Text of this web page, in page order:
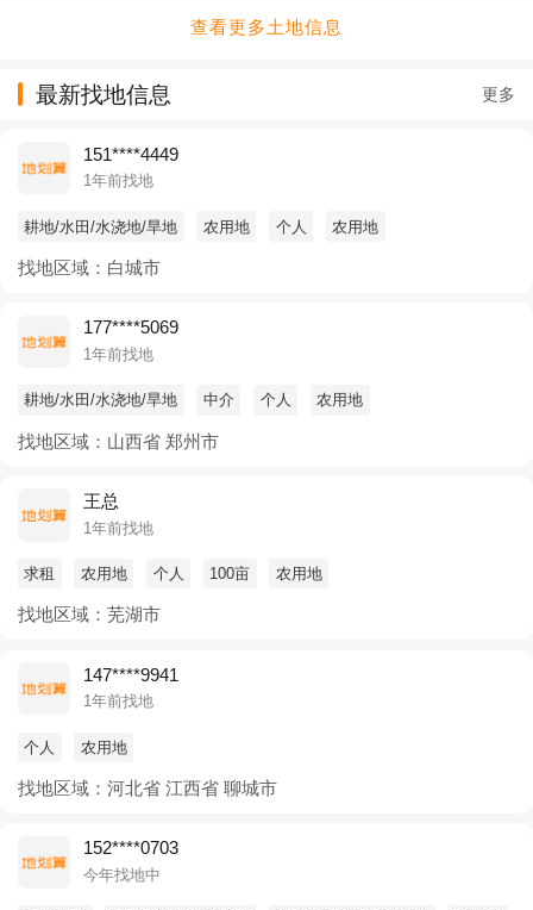
查看更多土地信息
最新找地信息 更多
151****4449
1年前找地
耕地/水田/水浇地/旱地 农用地 个人 农用地
找地区域：白城市
177****5069
1年前找地
耕地/水田/水浇地/旱地 中介 个人 农用地
找地区域：山西省 郑州市
王总
1年前找地
求租 农用地 个人 100亩 农用地
找地区域：芜湖市
147****9941
1年前找地
个人 农用地
找地区域：河北省 江西省 聊城市
152****0703
今年找地中